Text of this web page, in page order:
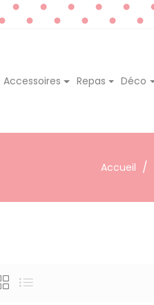
Accessoires Repas Déco
Accueil